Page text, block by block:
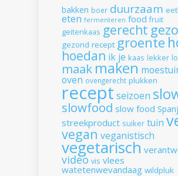
bakken boer duurzaam
eten fermenteren food fruit
geitenkaas gerecht
gezond recept groente
hoedan ik je kaas lekker
maak maken
oven ovengerecht plukken
recept seizoen
slowfood slow food
streekproduct suiker tuin
vegan veganistisch
vegetarisch
video vis vlees
watetenwevandaag wildpluk